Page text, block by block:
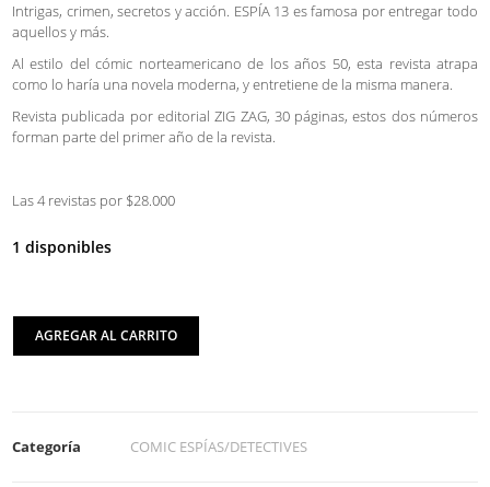
Intrigas, crimen, secretos y acción. ESPÍA 13 es famosa por entregar todo
aquellos y más.
Al estilo del cómic norteamericano de los años 50, esta revista atrapa
como lo haría una novela moderna, y entretiene de la misma manera.
Revista publicada por editorial ZIG ZAG, 30 páginas, estos dos números
forman parte del primer año de la revista.
Las 4 revistas por $28.000
1 disponibles
AGREGAR AL CARRITO
Categoría COMIC ESPÍAS/DETECTIVES